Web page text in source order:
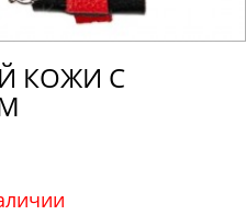
КОЖИ С